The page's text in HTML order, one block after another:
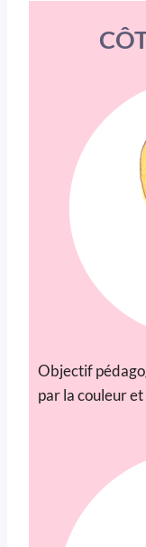
Objectif
par la couleur et